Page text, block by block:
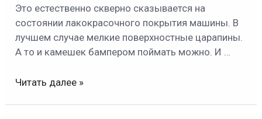
Это естественно скверно сказывается на
состоянии лакокрасочного покрытия машины. В
лучшем случае мелкие поверхностные царапины.
А то и камешек бампером поймать можно. И …
Читать далее »